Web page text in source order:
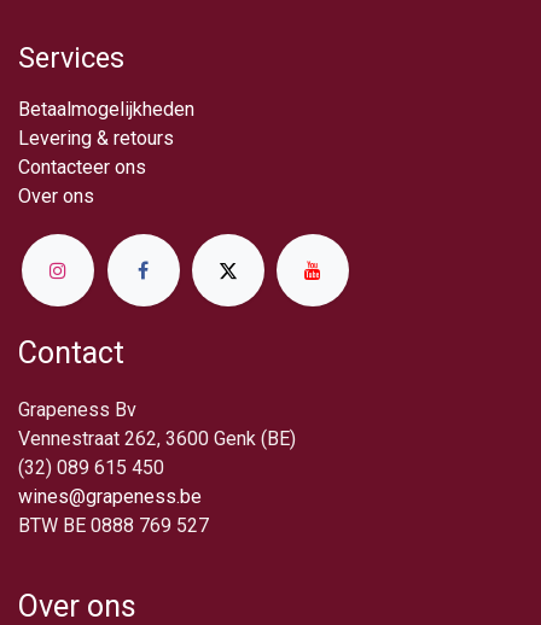
Services
Betaalmogelijkheden
Levering & retou​rs
Contacteer ons
Over ​ons
Contact
Grapeness Bv
Vennestraat 262, 3600 Genk (BE)
(32) 089 615 450
wines@grapeness.be
BTW BE 0888 769 527
Over ons